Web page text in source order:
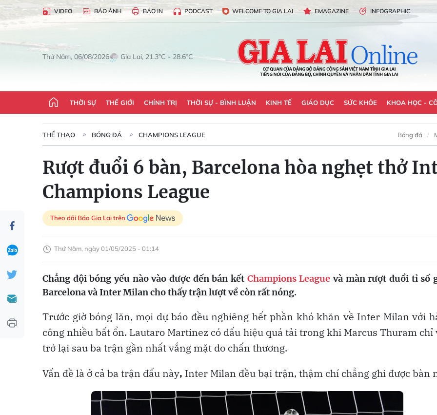
VIDEO BÁO ẢNH BÁO IN PODCAST WELCOME TO GIA LAI EMAGAZINE INFOGRAPHIC
Thứ Năm, 06/08/2026 Gia Lai, 21.3°C - 28.6°C
THỜI SỰ THẾ GIỚI CHÍNH TRỊ THỜI SỰ - BÌNH LUẬN KINH TẾ GIÁO DỤC SỨC KHỎE KHOA HỌC -
THỂ THAO BÓNG ĐÁ CHAMPIONS LEAGUE Bóng đá
Rượt đuổi 6 bàn, Barcelona hòa nghẹt thở
Champions League
Theo dõi Báo Gia Lai trên
Thứ Năm, ngày 01/05/2025 - 01:14
Chẳng đội bóng yếu nào vào được đến bán kết Champions League và màn rượt đuổi tỉ số
Barcelona và Inter Milan cho thấy trận lượt về còn rất nóng.
Trước giờ bóng lăn, mọi dự báo đều nghiêng hết phần khó khăn về Inter Milan với
công nhiều bất ổn. Lautaro Martinez có dấu hiệu quá tải trong khi Marcus Thuram chỉ
trở lại sau ba trận gần nhất vắng mặt do chấn thương.
Vấn đề là ở cả ba trận đấu này, Inter Milan đều bại trận, thậm chí chẳng ghi được bàn